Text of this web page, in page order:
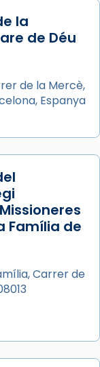
1667, el
una obra
Iluro.
fins que
es canta
de
una
Després,
al voltant
les santes.
grup de
Festa
les
la
de Déu
de la Mercè,
Espanya
Família de
Carrer de